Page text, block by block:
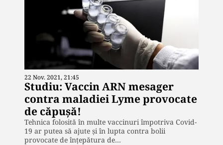
22 Nov. 2021, 21:45
Studiu: Vaccin ARN mesager
contra maladiei Lyme provocate
de căpușă!
Tehnica folosită în multe vaccinuri împotriva Covid-
19 ar putea să ajute și în lupta contra bolii
provocate de înțepătura de…